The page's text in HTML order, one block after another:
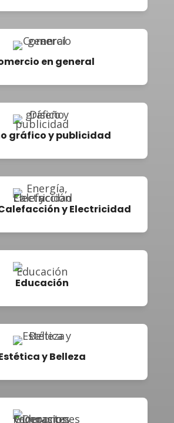
en general
gráfico y publicidad
y Electricidad
Educación
y Belleza